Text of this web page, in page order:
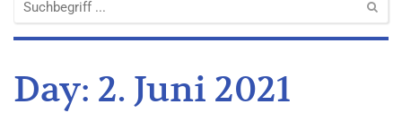
Day: 2. Juni 2021